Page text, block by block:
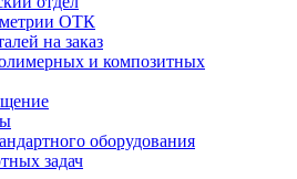
ОТК
на заказ
и композитных
оборудования
задач